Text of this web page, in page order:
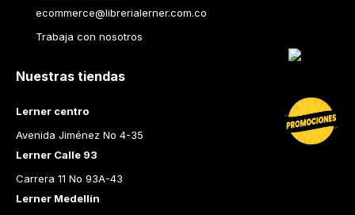
ecommerce@librerialerner.com.co
Trabaja con nosotros
Nuestras tiendas
Lerner centro
Avenida Jiménez No 4-35
Lerner Calle 93
Carrera 11 No 93A-43
Lerner Medellín